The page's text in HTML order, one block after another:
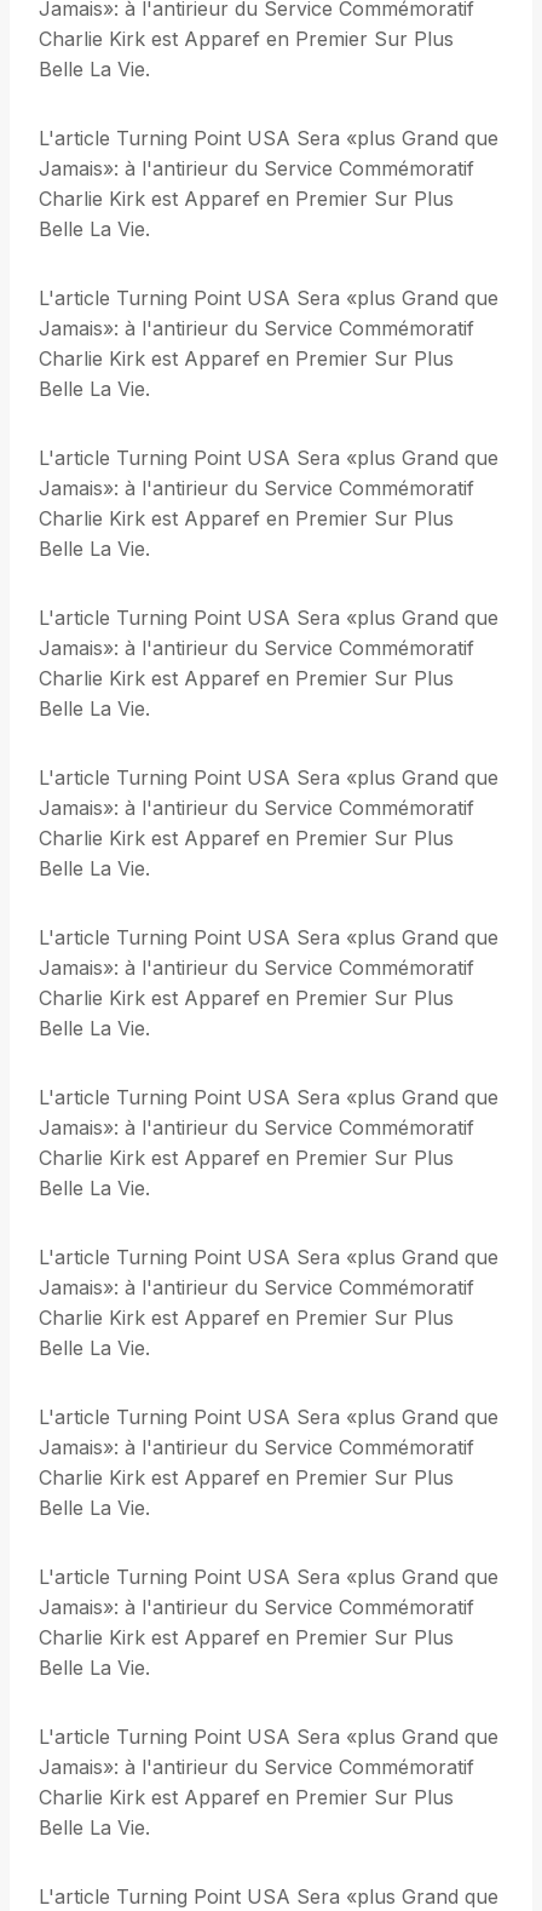
Jamais»: à l'antirieur du Service Commémoratif
Charlie Kirk est Apparef en Premier Sur Plus
Belle La Vie.
L'article Turning Point USA Sera «plus Grand que
Jamais»: à l'antirieur du Service Commémoratif
Charlie Kirk est Apparef en Premier Sur Plus
Belle La Vie.
L'article Turning Point USA Sera «plus Grand que
Jamais»: à l'antirieur du Service Commémoratif
Charlie Kirk est Apparef en Premier Sur Plus
Belle La Vie.
L'article Turning Point USA Sera «plus Grand que
Jamais»: à l'antirieur du Service Commémoratif
Charlie Kirk est Apparef en Premier Sur Plus
Belle La Vie.
L'article Turning Point USA Sera «plus Grand que
Jamais»: à l'antirieur du Service Commémoratif
Charlie Kirk est Apparef en Premier Sur Plus
Belle La Vie.
L'article Turning Point USA Sera «plus Grand que
Jamais»: à l'antirieur du Service Commémoratif
Charlie Kirk est Apparef en Premier Sur Plus
Belle La Vie.
L'article Turning Point USA Sera «plus Grand que
Jamais»: à l'antirieur du Service Commémoratif
Charlie Kirk est Apparef en Premier Sur Plus
Belle La Vie.
L'article Turning Point USA Sera «plus Grand que
Jamais»: à l'antirieur du Service Commémoratif
Charlie Kirk est Apparef en Premier Sur Plus
Belle La Vie.
L'article Turning Point USA Sera «plus Grand que
Jamais»: à l'antirieur du Service Commémoratif
Charlie Kirk est Apparef en Premier Sur Plus
Belle La Vie.
L'article Turning Point USA Sera «plus Grand que
Jamais»: à l'antirieur du Service Commémoratif
Charlie Kirk est Apparef en Premier Sur Plus
Belle La Vie.
L'article Turning Point USA Sera «plus Grand que
Jamais»: à l'antirieur du Service Commémoratif
Charlie Kirk est Apparef en Premier Sur Plus
Belle La Vie.
L'article Turning Point USA Sera «plus Grand que
Jamais»: à l'antirieur du Service Commémoratif
Charlie Kirk est Apparef en Premier Sur Plus
Belle La Vie.
L'article Turning Point USA Sera «plus Grand que